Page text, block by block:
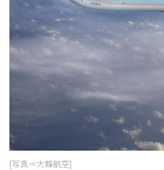
[写真＝大韓航空]